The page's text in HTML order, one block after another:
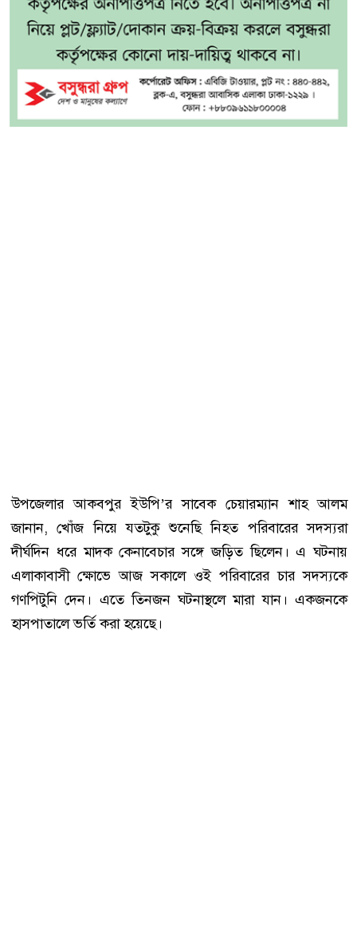
উপজেলার আকবপুর ইউপি’র সাবেক চেয়ারম্যান শাহ আলম
জানান, খোঁজ নিয়ে যতটুকু শুনেছি নিহত পরিবারের সদস্যরা
দীর্ঘদিন ধরে মাদক কেনাবেচার সঙ্গে জড়িত ছিলেন। এ ঘটনায়
এলাকাবাসী ক্ষোভে আজ সকালে ওই পরিবারের চার সদস্যকে
গণপিটুনি দেন। এতে তিনজন ঘটনাস্থলে মারা যান। একজনকে
হাসপাতালে ভর্তি করা হয়েছে।